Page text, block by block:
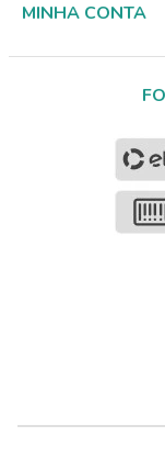
MINHA CONTA